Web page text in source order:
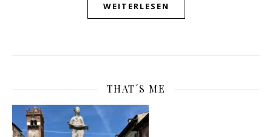
WEITERLESEN
THAT´S ME